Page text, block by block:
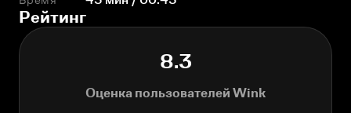
Рейтинг
8.3
Оценка пользователей Wink